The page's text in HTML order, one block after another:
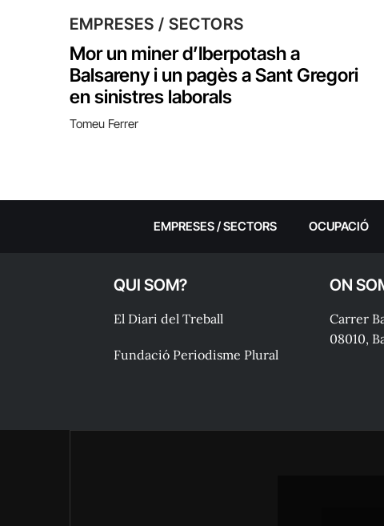
EMPRESES / SECTORS
Mor un miner d’Iberpotash a
Balsareny i un pagès a Sant Gregori
en sinistres laborals
Tomeu Ferrer
EMPRESES / SECTORS OCUPACIÓ
QUI SOM?
El Diari del Treball
Fundació Periodisme Plural
ON
Carrer
08010,